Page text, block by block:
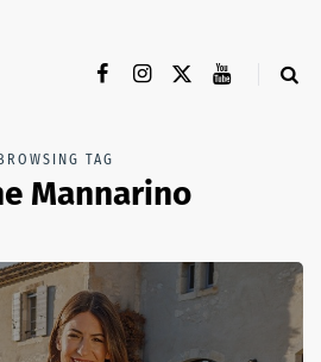
BROWSING TAG
Mannarino